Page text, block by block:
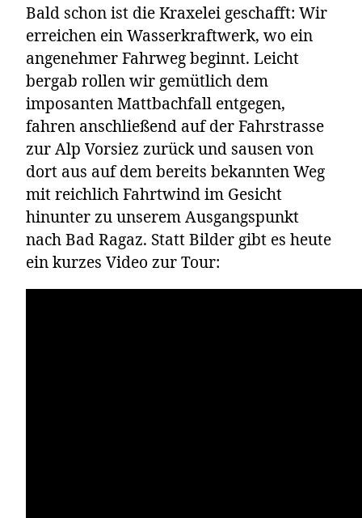
Bald schon ist die Kraxelei geschafft: Wir
erreichen ein Wasserkraftwerk, wo ein
angenehmer Fahrweg beginnt. Leicht
bergab rollen wir gemütlich dem
imposanten Mattbachfall entgegen,
fahren anschließend auf der Fahrstrasse
zur Alp Vorsiez zurück und sausen von
dort aus auf dem bereits bekannten Weg
mit reichlich Fahrtwind im Gesicht
hinunter zu unserem Ausgangspunkt
nach Bad Ragaz. Statt Bilder gibt es heute
ein kurzes Video zur Tour: